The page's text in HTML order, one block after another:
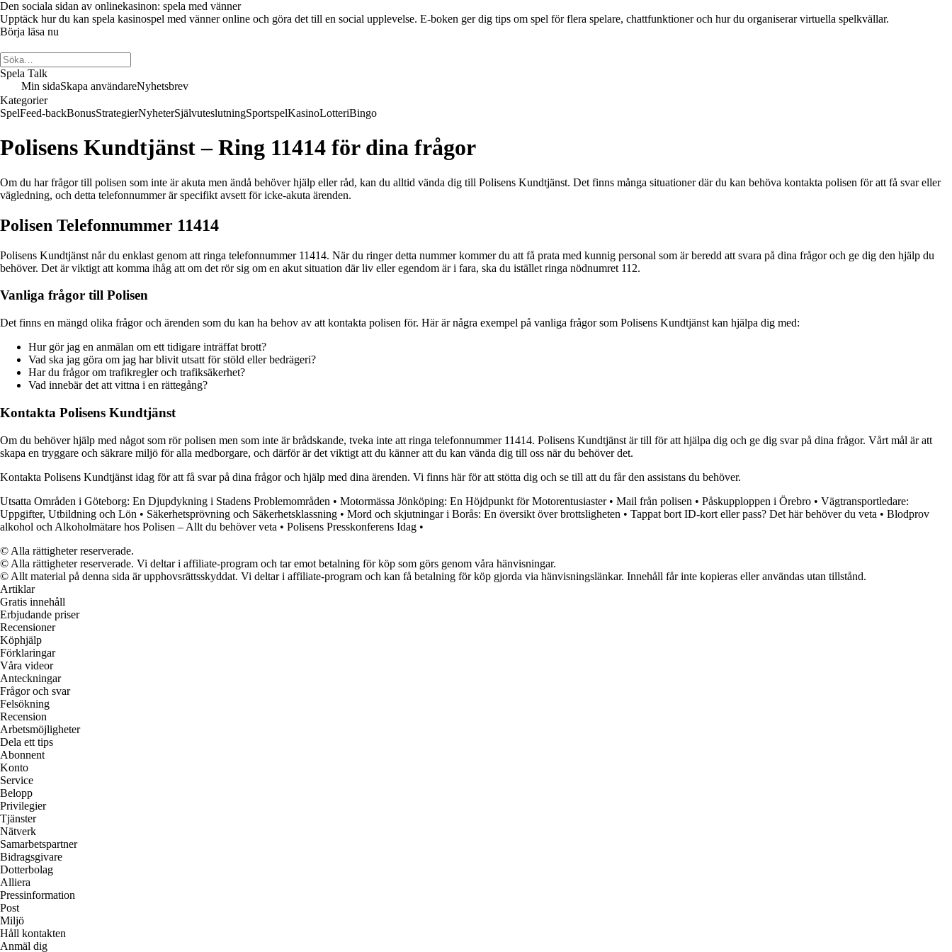
Den sociala sidan av onlinekasinon: spela med vänner
Upptäck hur du kan spela kasinospel med vänner online och göra det till en social upplevelse. E-boken ger dig tips om spel för flera spelare, chattfunktioner och hur du organiserar virtuella spelkvällar.
Börja läsa nu
Spela Talk
Min sidaSkapa användareNyhetsbrev
Kategorier
SpelFeed-backBonusStrategierNyheterSjälvuteslutningSportspelKasinoLotteriBingo
Polisens Kundtjänst – Ring 11414 för dina frågor
Om du har frågor till polisen som inte är akuta men ändå behöver hjälp eller råd, kan du alltid vända dig till Polisens Kundtjänst. Det finns många situationer där du kan behöva kontakta polisen för att få svar eller
vägledning, och detta telefonnummer är specifikt avsett för icke-akuta ärenden.
Polisen Telefonnummer 11414
Polisens Kundtjänst når du enklast genom att ringa telefonnummer 11414. När du ringer detta nummer kommer du att få prata med kunnig personal som är beredd att svara på dina frågor och ge dig den hjälp du
behöver. Det är viktigt att komma ihåg att om det rör sig om en akut situation där liv eller egendom är i fara, ska du istället ringa nödnumret 112.
Vanliga frågor till Polisen
Det finns en mängd olika frågor och ärenden som du kan ha behov av att kontakta polisen för. Här är några exempel på vanliga frågor som Polisens Kundtjänst kan hjälpa dig med:
Hur gör jag en anmälan om ett tidigare inträffat brott?
Vad ska jag göra om jag har blivit utsatt för stöld eller bedrägeri?
Har du frågor om trafikregler och trafiksäkerhet?
Vad innebär det att vittna i en rättegång?
Kontakta Polisens Kundtjänst
Om du behöver hjälp med något som rör polisen men som inte är brådskande, tveka inte att ringa telefonnummer 11414. Polisens Kundtjänst är till för att hjälpa dig och ge dig svar på dina frågor. Vårt mål är att
skapa en tryggare och säkrare miljö för alla medborgare, och därför är det viktigt att du känner att du kan vända dig till oss när du behöver det.
Kontakta Polisens Kundtjänst idag för att få svar på dina frågor och hjälp med dina ärenden. Vi finns här för att stötta dig och se till att du får den assistans du behöver.
Utsatta Områden i Göteborg: En Djupdykning i Stadens Problemområden • Motormässa Jönköping: En Höjdpunkt för Motorentusiaster• Mail från polisen • Påskupploppen i Örebro • Vägtransportledare:
Uppgifter, Utbildning och Lön • Säkerhetsprövning och Säkerhetsklassning • Mord och skjutningar i Borås: En översikt över brottsligheten • Tappat bort ID-kort eller pass? Det här behöver du veta • Blodprov
alkohol och Alkoholmätare hos Polisen – Allt du behöver veta • Polisens Presskonferens Idag •
© Alla rättigheter reserverade.
© Alla rättigheter reserverade. Vi deltar i affiliate-program och tar emot betalning för köp som görs genom våra hänvisningar.
© Allt material på denna sida är upphovsrättsskyddat. Vi deltar i affiliate-program och kan få betalning för köp gjorda via hänvisningslänkar. Innehåll får inte kopieras eller användas utan tillstånd.
Artiklar
Gratis innehåll
Erbjudande priser
Recensioner
Köphjälp
Förklaringar
Våra videor
Anteckningar
Frågor och svar
Felsökning
Recension
Arbetsmöjligheter
Dela ett tips
Abonnent
Konto
Service
Belopp
Privilegier
Tjänster
Nätverk
Samarbetspartner
Bidragsgivare
Dotterbolag
Alliera
Pressinformation
Post
Miljö
Håll kontakten
Anmäl dig